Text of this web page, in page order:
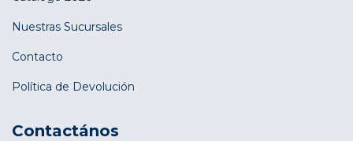
Nuestras Sucursales
Contacto
Política de Devolución
Contactános